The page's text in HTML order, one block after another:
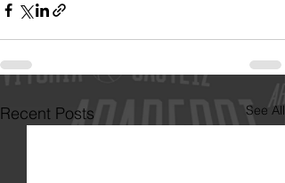
Recent Posts See All